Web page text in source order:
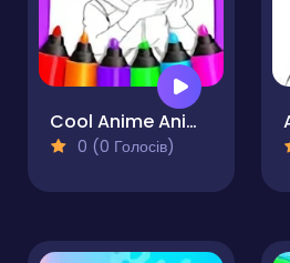
Cool Anime Animals Coloring
0 (0 Голосів)